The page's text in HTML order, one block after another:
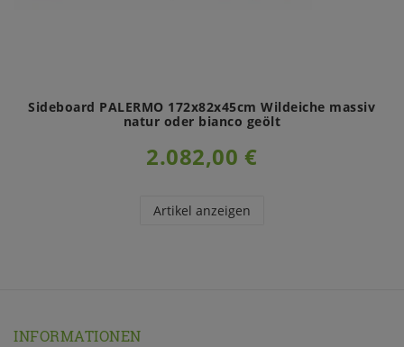
Sideboard PALERMO 172x82x45cm Wildeiche massiv
natur oder bianco geölt
2.082,00 €
Artikel anzeigen
INFORMATIONEN